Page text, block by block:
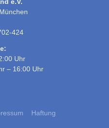
424
Uhr
– 16:00 Uhr
Haftung